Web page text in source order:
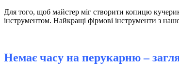
Для того, щоб майстер міг створити копицю
інструментом. Найкращі фірмові інструменти з
Немає часу на перукарню –